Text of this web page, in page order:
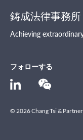
鋳成法律事務所
Achieving
フォローする
© 2026 Chang Tsi &